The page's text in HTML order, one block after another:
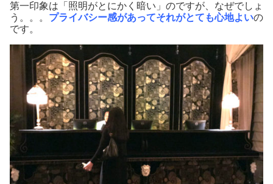
第一印象は「照明がとにかく暗い」のですが、なぜでしょ
う。。。 プライバシー感があってそれがとても心地よいの
です。